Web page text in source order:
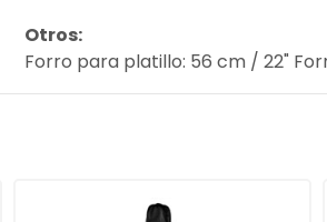
Otros:
Forro para platillo: 56 cm / 22"